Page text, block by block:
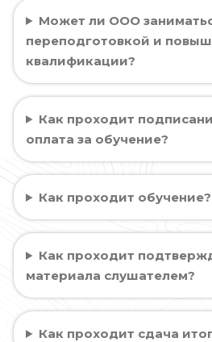
Может ли ООО
переподготовкой и
квалификации?
Как проходит
оплата за обучение?
Как проходит обучение?
Как проходит
материала слушателем?
Как проходит сдача